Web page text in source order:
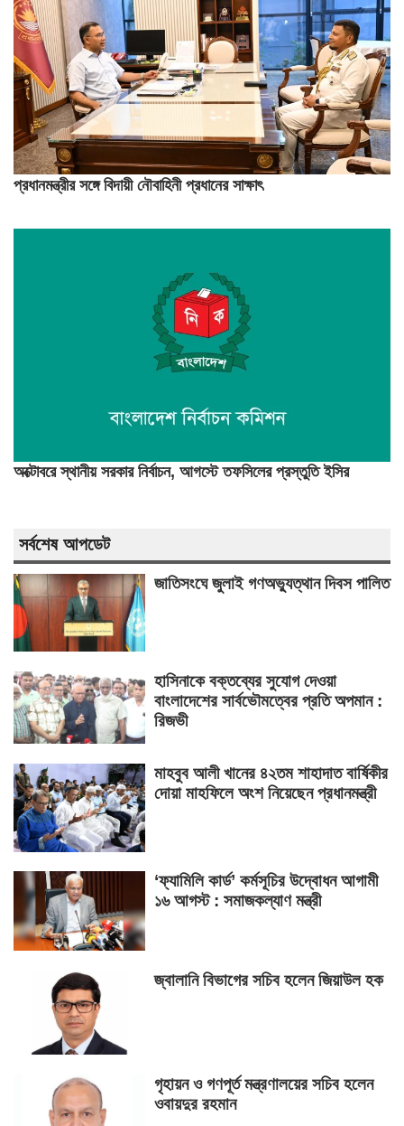
প্রধানমন্ত্রীর সঙ্গে বিদায়ী নৌবাহিনী প্রধানের সাক্ষাৎ
অক্টোবরে স্থানীয় সরকার নির্বাচন, আগস্টে তফসিলের প্রস্তুতি ইসির
সর্বশেষ আপডেট
জাতিসংঘে জুলাই গণঅভ্যুত্থান দিবস পালিত
হাসিনাকে বক্তব্যের সুযোগ দেওয়া
বাংলাদেশের সার্বভৌমত্বের প্রতি অপমান :
রিজভী
মাহবুব আলী খানের ৪২তম শাহাদাত বার্ষিকীর
দোয়া মাহফিলে অংশ নিয়েছেন প্রধানমন্ত্রী
‘ফ্যামিলি কার্ড’ কর্মসূচির উদ্বোধন আগামী
১৬ আগস্ট : সমাজকল্যাণ মন্ত্রী
জ্বালানি বিভাগের সচিব হলেন জিয়াউল হক
গৃহায়ন ও গণপূর্ত মন্ত্রণালয়ের সচিব হলেন
ওবায়দুর রহমান